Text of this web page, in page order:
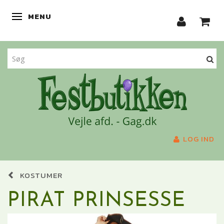
SKIFTE NAVIGATION
MENU
LOG IND
KOSTUMER
PIRAT PRINSESSE